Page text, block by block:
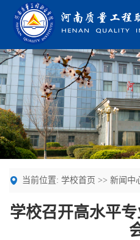
当前位置: 学校首页 >> 新闻中
学校召开高水平